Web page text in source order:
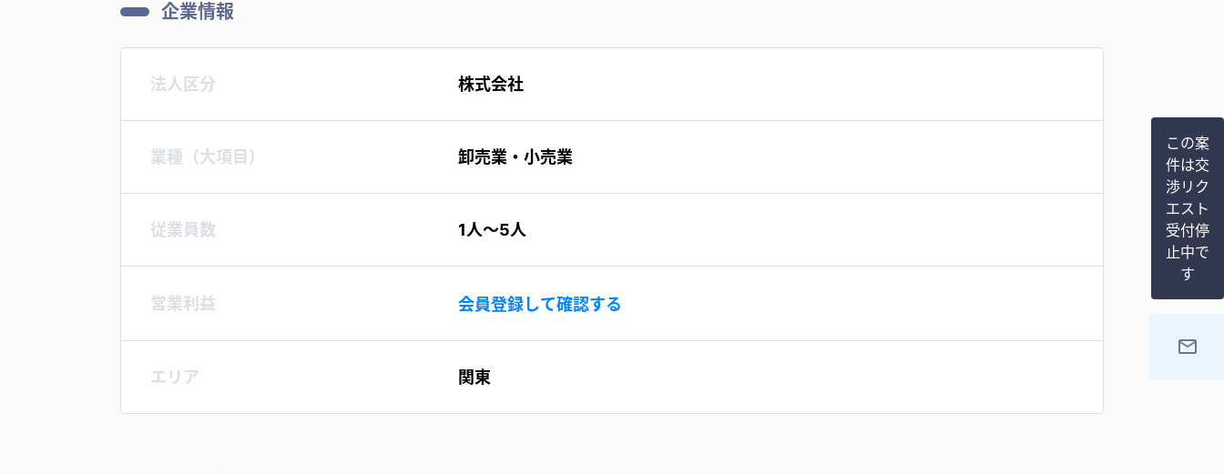
企業情報
法人区分 株式会社
業種（大項目） 卸売業・小売業
従業員数 1人〜5人
営業利益 会員登録して確認する
エリア 関東
この案
件は交
渉リク
エスト
受付停
止中で
す